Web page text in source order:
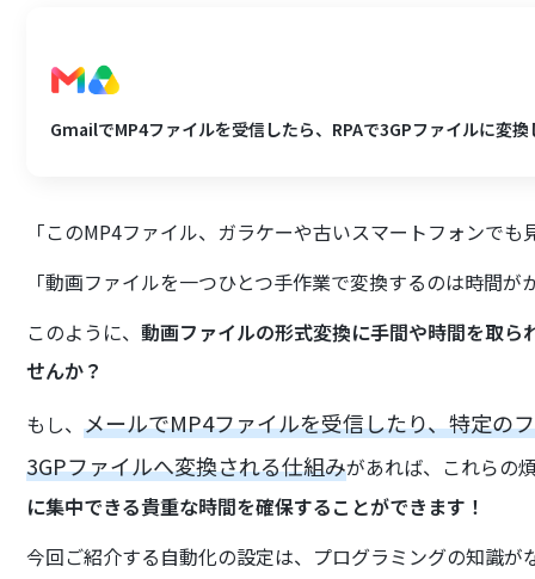
GmailでMP4ファイルを受信したら、RPAで3GPファイルに変
「このMP4ファイル、ガラケーや古いスマートフォンで
「動画ファイルを一つひとつ手作業で変換するのは時間
このように、動画ファイルの形式変換に手間や時間を取
せんか？
もし、メールでMP4ファイルを受信したり、特定の
3GPファイルへ変換される仕組みがあれば、これらの
に集中できる貴重な時間を確保することができます！
今回ご紹介する自動化の設定は、プログラミングの知識